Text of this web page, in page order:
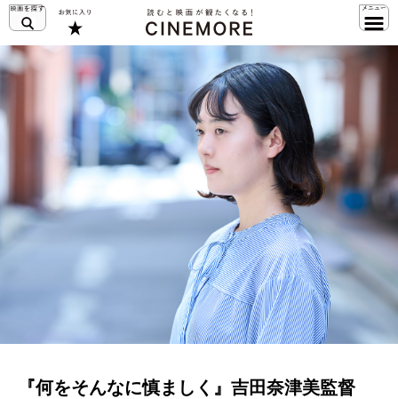
『何をそんなに慎ましく』吉田奈津美監督